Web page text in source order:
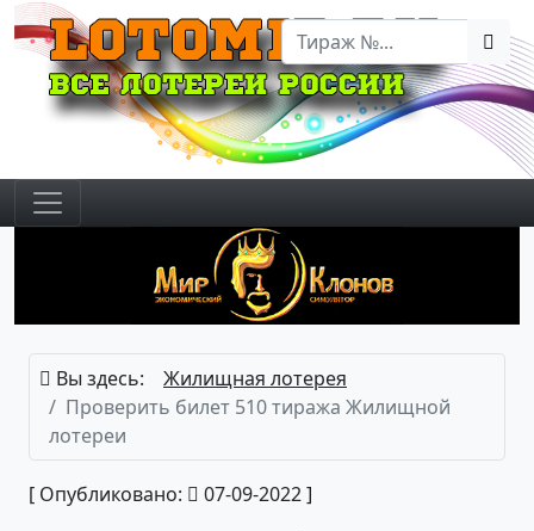
Вы здесь:
Жилищная лотерея
Проверить билет 510 тиража Жилищной
лотереи
[ Опубликовано: 07-09-2022 ]